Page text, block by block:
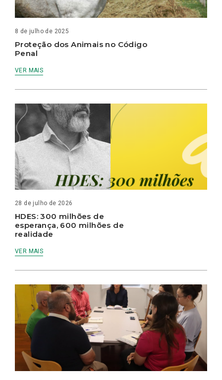
8 de julho de 2025
Proteção dos Animais no Código
Penal
VER MAIS
28 de julho de 2026
HDES: 300 milhões de
esperança, 600 milhões de
realidade
VER MAIS